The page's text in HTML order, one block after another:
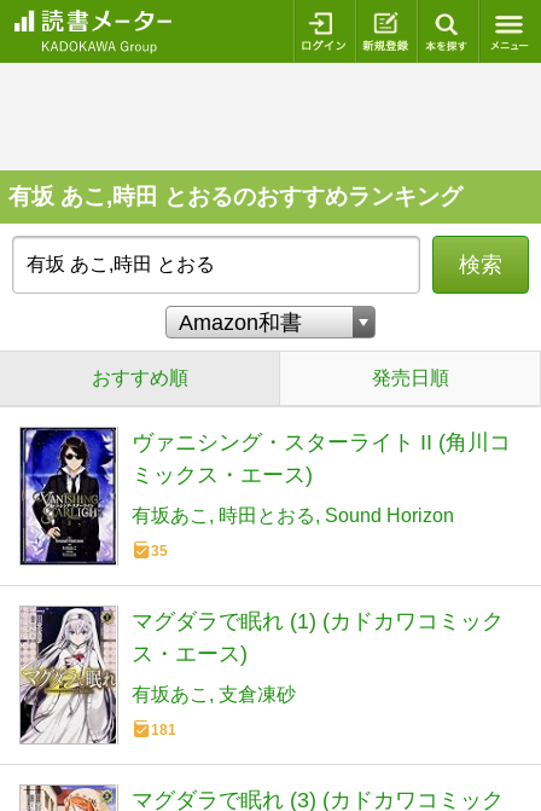
ログイン 新規登録
有坂 あこ,時田 とおるのおすすめランキング
検索
おすすめ順 発売日順
ヴァニシング・スターライト II (角川コ
ミックス・エース)
有坂あこ 時田とおる Sound Horizon
35
マグダラで眠れ (1) (カドカワコミック
ス・エース)
有坂あこ 支倉凍砂
181
マグダラで眠れ (3) (カドカワコミック